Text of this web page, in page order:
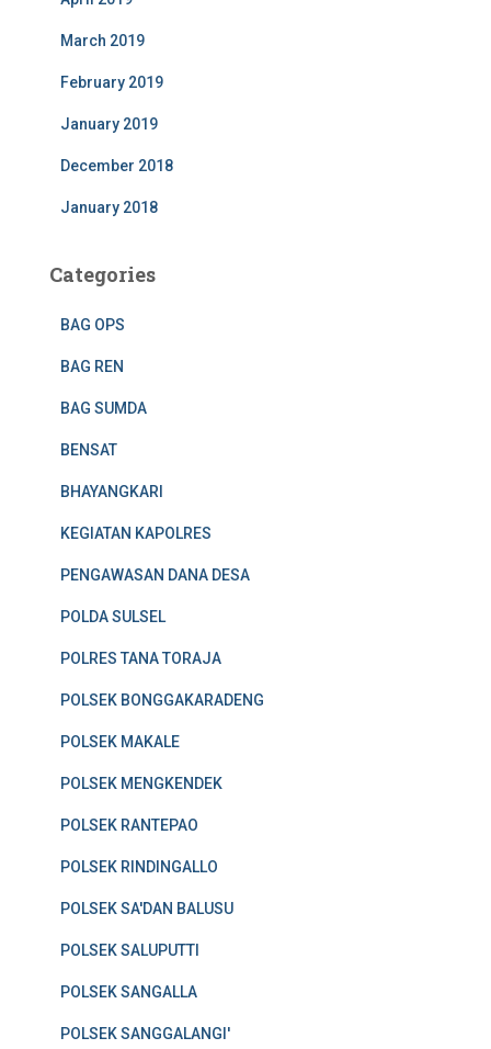
March 2019
February 2019
January 2019
December 2018
January 2018
Categories
BAG OPS
BAG REN
BAG SUMDA
BENSAT
BHAYANGKARI
KEGIATAN KAPOLRES
PENGAWASAN DANA DESA
POLDA SULSEL
POLRES TANA TORAJA
POLSEK BONGGAKARADENG
POLSEK MAKALE
POLSEK MENGKENDEK
POLSEK RANTEPAO
POLSEK RINDINGALLO
POLSEK SA'DAN BALUSU
POLSEK SALUPUTTI
POLSEK SANGALLA
POLSEK SANGGALANGI'